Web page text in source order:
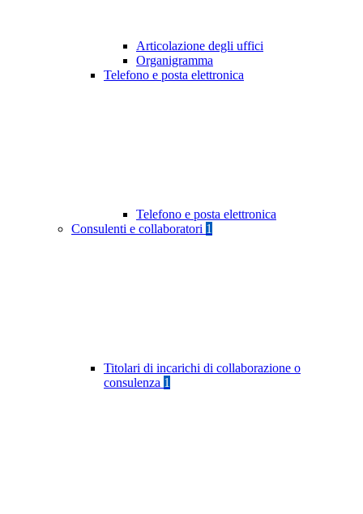
Articolazione degli uffici
Organigramma
Telefono e posta elettronica
Telefono e posta elettronica
Consulenti e collaboratori 1
Titolari di incarichi di collaborazione o
consulenza 1